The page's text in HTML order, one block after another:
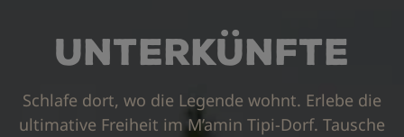
Unterkünfte
Schlafe dort, wo die Legende wohnt. Erlebe die
ultimative Freiheit im M’amin Tipi-Dorf. Tausche